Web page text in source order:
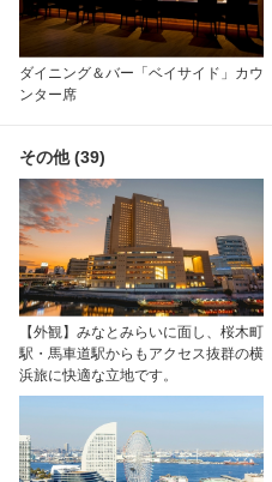
ダイニング＆バー「ベイサイド」カウ
ンター席
その他 (39)
【外観】みなとみらいに面し、桜木町
駅・馬車道駅からもアクセス抜群の横
浜旅に快適な立地です。